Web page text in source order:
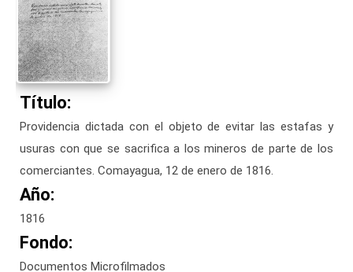
Título:
Providencia dictada con el objeto de evitar las estafas y
usuras con que se sacrifica a los mineros de parte de los
comerciantes. Comayagua, 12 de enero de 1816.
Año:
1816
Fondo:
Documentos Microfilmados